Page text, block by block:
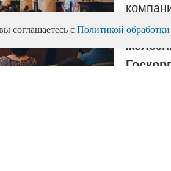
ОАО
соглашаетесь с Политикой